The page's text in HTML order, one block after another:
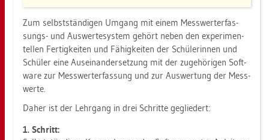
Zum selbst­stän­di­gen Um­gang mit einem Mess­wert­er­fas­
sungs- und Aus­wer­te­sys­tem ge­hört neben den ex­pe­ri­men­
tel­len Fer­tig­kei­ten und Fä­hig­kei­ten der Schü­le­rin­nen und
Schü­ler eine Aus­ein­an­der­set­zung mit der zu­ge­hö­ri­gen Soft­
ware zur Mess­wert­er­fas­sung und zur Aus­wer­tung der Mess­
wer­te.
Daher ist der Lehr­gang in drei Schrit­te ge­glie­dert:
1. Schritt: